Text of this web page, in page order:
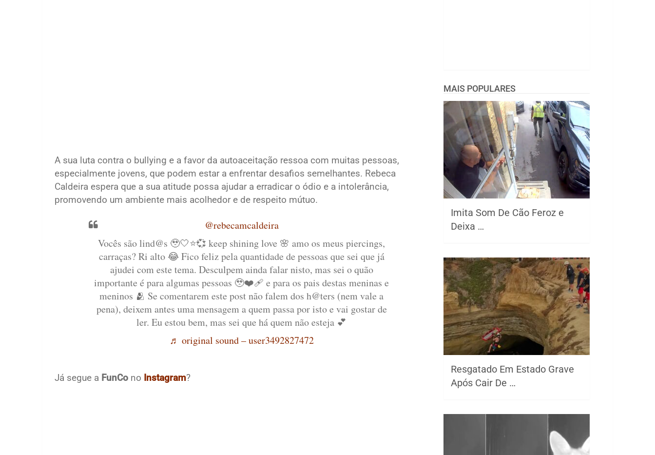
A sua luta contra o bullying e a favor da autoaceitação ressoa com muitas pessoas,
especialmente jovens, que podem estar a enfrentar desafios semelhantes. Rebeca
Caldeira espera que a sua atitude possa ajudar a erradicar o ódio e a intolerância,
promovendo um ambiente mais acolhedor e de respeito mútuo.
@rebecamcaldeira
Vocês são lind@s 🥹🤍⭐️💞 keep shining love 🌸 amo os meus piercings,
carraças? Ri alto 😂 Fico feliz pela quantidade de pessoas que sei que já
ajudei com este tema. Desculpem ainda falar nisto, mas sei o quão
importante é para algumas pessoas 🥹❤️‍🩹 e para os pais destas meninas e
meninos 🫂 Se comentarem este post não falem dos h@ters (nem vale a
pena), deixem antes uma mensagem a quem passa por isto e vai gostar de
ler. Eu estou bem, mas sei que há quem não esteja 💕
♬ original sound – user3492827472
Já segue a FunCo no Instagram?
MAIS POPULARES
Imita Som De Cão Feroz e
Deixa …
Resgatado Em Estado Grave
Após Cair De …